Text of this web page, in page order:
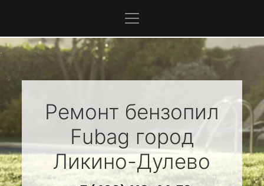
Ремонт бензопил
Fubag город
Ликино-Дулево